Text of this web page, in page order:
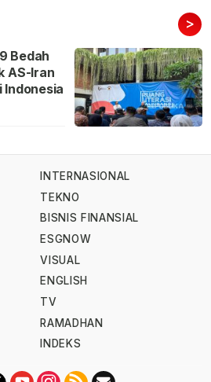
>
Bedah
AS-Iran
Indonesia
INTERNASIONAL
TEKNO
BISNIS FINANSIAL
ESGNOW
VISUAL
ENGLISH
TV
RAMADHAN
INDEKS